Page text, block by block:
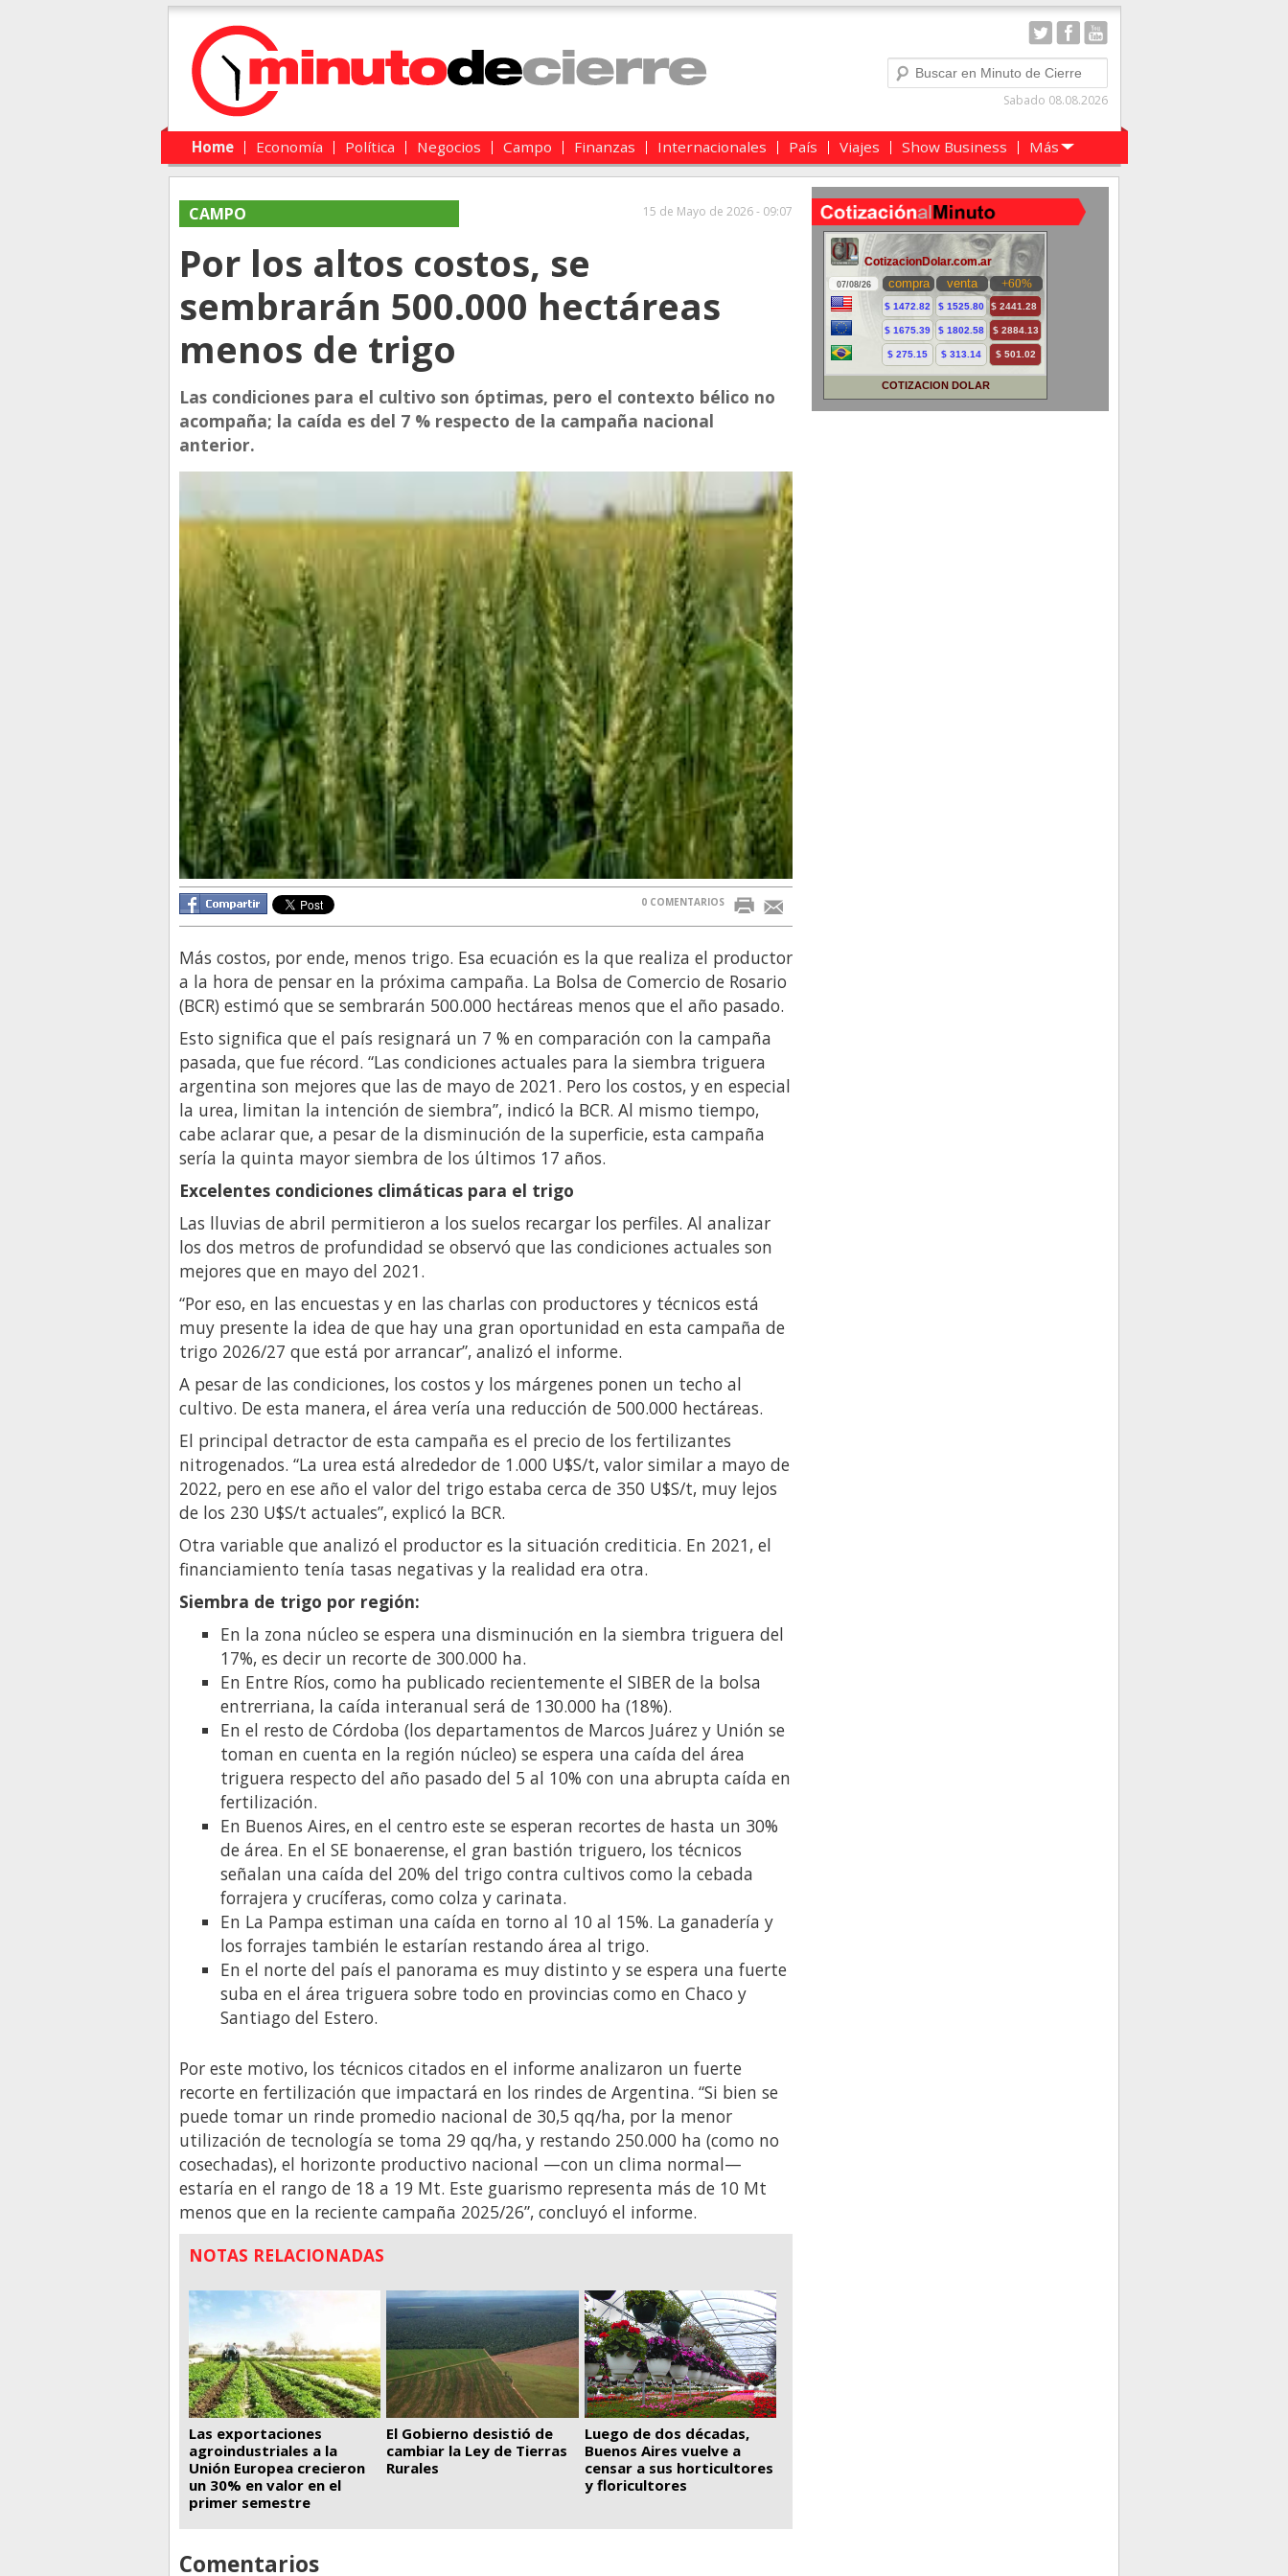
Sabado 08.08.2026
Buscar
Main menu
Skip to primary content
Skip to secondary content
Home Economía Política Negocios Campo Finanzas Internacionales País Viajes Show Business Más
CAMPO 15 de Mayo de 2026 - 09:07
Por los altos costos, se
sembrarán 500.000 hectáreas
menos de trigo
Las condiciones para el cultivo son óptimas, pero el contexto bélico no
acompaña; la caída es del 7 % respecto de la campaña nacional
anterior.
0 COMENTARIOS
Más costos, por ende, menos trigo. Esa ecuación es la que realiza el productor
a la hora de pensar en la próxima campaña. La Bolsa de Comercio de Rosario
(BCR) estimó que se sembrarán 500.000 hectáreas menos que el año pasado.
Esto significa que el país resignará un 7 % en comparación con la campaña
pasada, que fue récord. “Las condiciones actuales para la siembra triguera
argentina son mejores que las de mayo de 2021. Pero los costos, y en especial
la urea, limitan la intención de siembra”, indicó la BCR. Al mismo tiempo,
cabe aclarar que, a pesar de la disminución de la superficie, esta campaña
sería la quinta mayor siembra de los últimos 17 años.
Excelentes condiciones climáticas para el trigo
Las lluvias de abril permitieron a los suelos recargar los perfiles. Al analizar
los dos metros de profundidad se observó que las condiciones actuales son
mejores que en mayo del 2021.
“Por eso, en las encuestas y en las charlas con productores y técnicos está
muy presente la idea de que hay una gran oportunidad en esta campaña de
trigo 2026/27 que está por arrancar”, analizó el informe.
A pesar de las condiciones, los costos y los márgenes ponen un techo al
cultivo. De esta manera, el área vería una reducción de 500.000 hectáreas.
El principal detractor de esta campaña es el precio de los fertilizantes
nitrogenados. “La urea está alrededor de 1.000 U$S/t, valor similar a mayo de
2022, pero en ese año el valor del trigo estaba cerca de 350 U$S/t, muy lejos
de los 230 U$S/t actuales”, explicó la BCR.
Otra variable que analizó el productor es la situación crediticia. En 2021, el
financiamiento tenía tasas negativas y la realidad era otra.
Siembra de trigo por región:
En la zona núcleo se espera una disminución en la siembra triguera del
17%, es decir un recorte de 300.000 ha.
En Entre Ríos, como ha publicado recientemente el SIBER de la bolsa
entrerriana, la caída interanual será de 130.000 ha (18%).
En el resto de Córdoba (los departamentos de Marcos Juárez y Unión se
toman en cuenta en la región núcleo) se espera una caída del área
triguera respecto del año pasado del 5 al 10% con una abrupta caída en
fertilización.
En Buenos Aires, en el centro este se esperan recortes de hasta un 30%
de área. En el SE bonaerense, el gran bastión triguero, los técnicos
señalan una caída del 20% del trigo contra cultivos como la cebada
forrajera y crucíferas, como colza y carinata.
En La Pampa estiman una caída en torno al 10 al 15%. La ganadería y
los forrajes también le estarían restando área al trigo.
En el norte del país el panorama es muy distinto y se espera una fuerte
suba en el área triguera sobre todo en provincias como en Chaco y
Santiago del Estero.
Por este motivo, los técnicos citados en el informe analizaron un fuerte
recorte en fertilización que impactará en los rindes de Argentina. “Si bien se
puede tomar un rinde promedio nacional de 30,5 qq/ha, por la menor
utilización de tecnología se toma 29 qq/ha, y restando 250.000 ha (como no
cosechadas), el horizonte productivo nacional —con un clima normal—
estaría en el rango de 18 a 19 Mt. Este guarismo representa más de 10 Mt
menos que en la reciente campaña 2025/26”, concluyó el informe.
NOTAS RELACIONADAS
Las exportaciones
agroindustriales a la
Unión Europea crecieron
un 30% en valor en el
primer semestre
El Gobierno desistió de
cambiar la Ley de Tierras
Rurales
Luego de dos décadas,
Buenos Aires vuelve a
censar a sus horticultores
y floricultores
Comentarios
COTIZACION DOLAR